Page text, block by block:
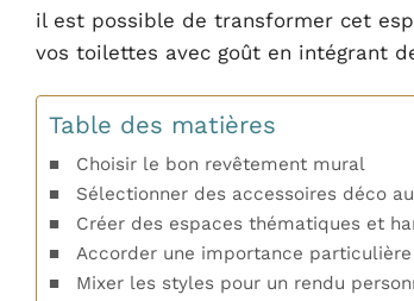
il est possible de transformer cet
vos toilettes avec goût en intégrant
Table des matières
Choisir le bon revêtement mural
Sélectionner des accessoires déco
Créer des espaces thématiques et
Accorder une importance particulière
Mixer les styles pour un rendu